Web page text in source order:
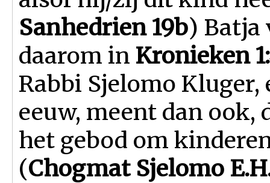
Sanhedrien 19b) Batja
daarom in Kronieken
Rabbi Sjelomo
eeuw, meent dan
het gebod om
(Chogmat Sjelomo E.H.